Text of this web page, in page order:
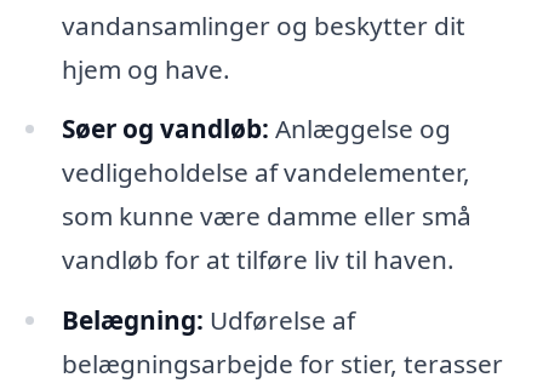
vandansamlinger og beskytter dit
hjem og have.
Søer og vandløb: Anlæggelse og
vedligeholdelse af vandelementer,
som kunne være damme eller små
vandløb for at tilføre liv til haven.
Belægning: Udførelse af
belægningsarbejde for stier, terasser